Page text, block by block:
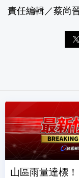
責任編輯／蔡尚
山區雨量達標